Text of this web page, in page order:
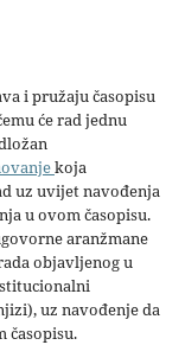
i pružaju časopisu
će rad jednu
koja
uz uvijet navođenja
u ovom časopisu.
aranžmane
objavljenog u
uz navođenje da
časopisu.